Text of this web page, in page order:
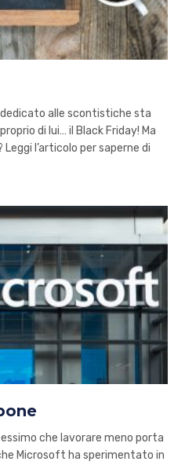
dedicato alle scontistiche sta
di lui… il Black Friday! Ma
l’articolo per saperne di
che lavorare meno porta
Microsoft ha sperimentato in